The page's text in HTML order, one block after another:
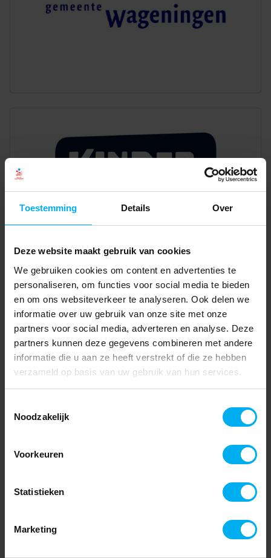
Toestemming Details Over
Deze website maakt gebruik van cookies
We gebruiken cookies om content en advertenties te
personaliseren, om functies voor social media te bieden
en om ons websiteverkeer te analyseren. Ook delen we
informatie over uw gebruik van onze site met onze
partners voor social media, adverteren en analyse. Deze
partners kunnen deze gegevens combineren met andere
informatie die u aan ze heeft verstrekt of die ze hebben
verzameld op basis van uw gebruik van hun services.
Noodzakelijk
Voorkeuren
Statistieken
Marketing